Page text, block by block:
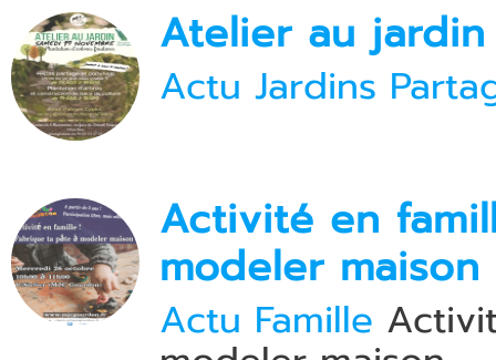
Atelier au jardin
Actu Jardins
Activité en
modeler maison
Actu Famille